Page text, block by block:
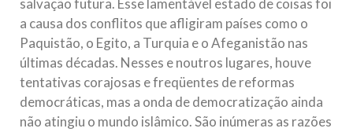
salvação futura. Esse lamentável estado de coisas foi
a causa dos conflitos que afligiram países como o
Paquistão, o Egito, a Turquia e o Afeganistão nas
últimas décadas. Nesses e noutros lugares, houve
tentativas corajosas e freqüentes de reformas
democráticas, mas a onda de democratização ainda
não atingiu o mundo islâmico. São inúmeras as razões